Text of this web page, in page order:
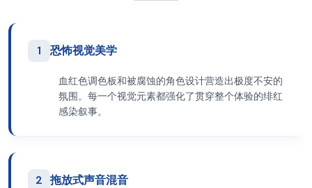
1 恐怖视觉美学
血红色调色板和被腐蚀的角色设计营造出极度不安的
氛围。每一个视觉元素都强化了贯穿整个体验的绯红
感染叙事。
2 拖放式声音混音